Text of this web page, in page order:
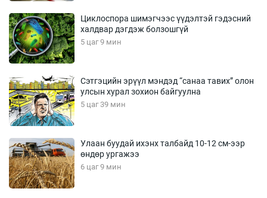
Циклоспора шимэгчээс үүдэлтэй гэдэсний
халдвар дэгдэж болзошгүй
5 цаг 9 мин
Сэтгэцийн эрүүл мэндэд “санаа тавих” олон
улсын хурал зохион байгуулна
5 цаг 39 мин
Улаан буудай ихэнх талбайд 10-12 см-ээр
өндөр ургажээ
6 цаг 9 мин